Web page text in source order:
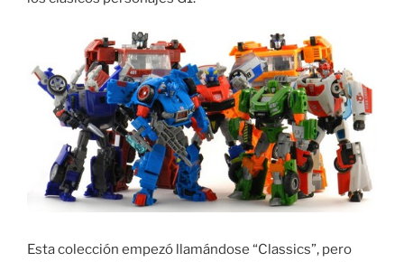
Esta colección empezó llamándose “Classics”, pero